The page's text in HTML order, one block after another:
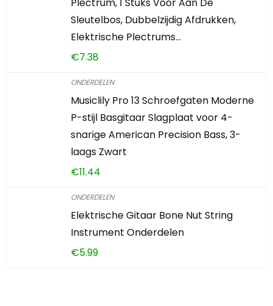
Sleutelbos, Dubbelzijdig Afdrukken,
Elektrische Plectrums…
€7.38
ONDERDELEN
Musiclily Pro 13 Schroefgaten Moderne
P-stijl Basgitaar Slagplaat voor 4-
snarige American Precision Bass, 3-
laags Zwart
€11.44
ONDERDELEN
Elektrische Gitaar Bone Nut String
Instrument Onderdelen
€5.99